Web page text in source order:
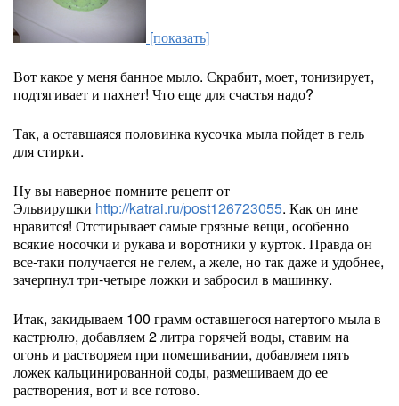
[показать]
Вот какое у меня банное мыло. Скрабит, моет, тонизирует,
подтягивает и пахнет! Что еще для счастья надо?
Так, а оставшаяся половинка кусочка мыла пойдет в гель
для стирки.
Ну вы наверное помните рецепт от
Эльвирушки http://katrai.ru/post126723055. Как он мне
нравится! Отстирывает самые грязные вещи, особенно
всякие носочки и рукава и воротники у курток. Правда он
все-таки получается не гелем, а желе, но так даже и удобнее,
зачерпнул три-четыре ложки и забросил в машинку.
Итак, закидываем 100 грамм оставшегося натертого мыла в
кастрюлю, добавляем 2 литра горячей воды, ставим на
огонь и растворяем при помешивании, добавляем пять
ложек кальцинированной соды, размешиваем до ее
растворения, вот и все готово.